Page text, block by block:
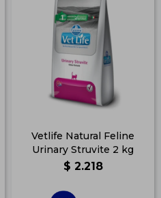
Vetlife Natural Feline
Urinary Struvite 2 kg
$ 2.218